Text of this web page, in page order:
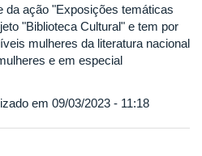
da ação "Exposições temáticas
"Biblioteca Cultural" e tem por
mulheres da literatura nacional
e em especial
em 09/03/2023 - 11:18